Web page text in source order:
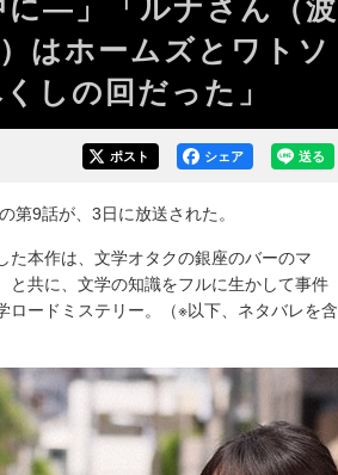
に―」「ルナさん（波
はホームズとワトソ
しの回だった」
送る
シェア
ポスト
9話が、3日に放送された。
本作は、文学オタクの銀座のバーのマ
と共に、文学の知識をフルに生かして事件
ードミステリー。（※以下、ネタバレを含